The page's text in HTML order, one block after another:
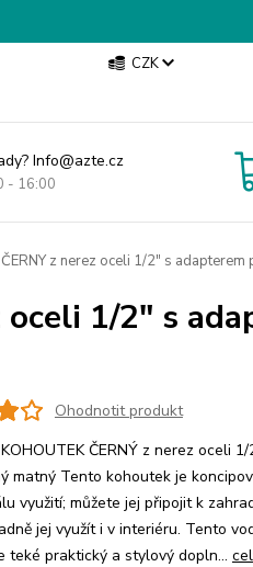
CZK
Info@azte.cz
- 16:00
z nerez oceli 1/2" s adapterem
oceli 1/2" s
Ohodnotit produkt
ČERNÝ z nerez oceli
matný Tento kohoutek je
využití; můžete jej připojit k
jej využít i v interiéru. Tento
teké praktický a stylový dopln...